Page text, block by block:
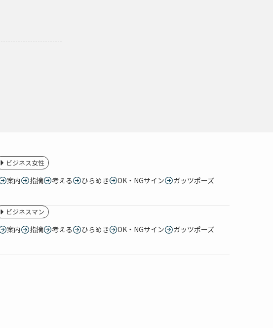
ビジネス女性
案内 指摘 考える ひらめき OK・NGサイン
ガッツポーズ
ビジネスマン
案内 指摘 考える ひらめき OK・NGサイン
ガッツポーズ